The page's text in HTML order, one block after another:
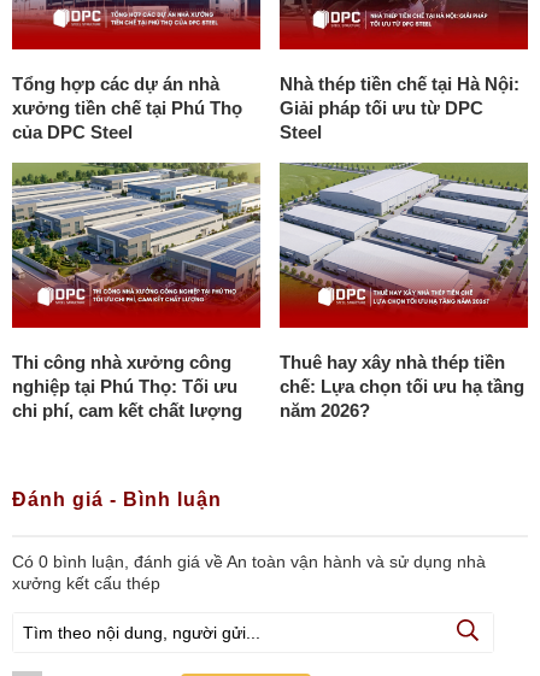
Tổng hợp các dự án nhà
xưởng tiền chế tại Phú Thọ
của DPC Steel
Nhà thép tiền chế tại Hà Nội:
Giải pháp tối ưu từ DPC
Steel
Thi công nhà xưởng công
nghiệp tại Phú Thọ: Tối ưu
chi phí, cam kết chất lượng
Thuê hay xây nhà thép tiền
chế: Lựa chọn tối ưu hạ tầng
năm 2026?
Đánh giá - Bình luận
Có 0 bình luận, đánh giá về An toàn vận hành và sử dụng nhà
xưởng kết cấu thép